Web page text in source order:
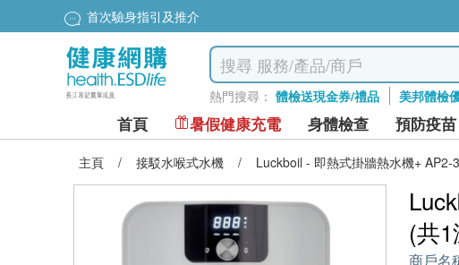
首次驗身指引及推介
熱門搜尋： 體檢送現金券/禮品 美邦體檢
首頁 暑假健康充電 身體檢查 預防疫苗
主頁 / 接駁水喉式水機 / Luckboil - 即熱式掛牆熱水機+
(共
商戶名